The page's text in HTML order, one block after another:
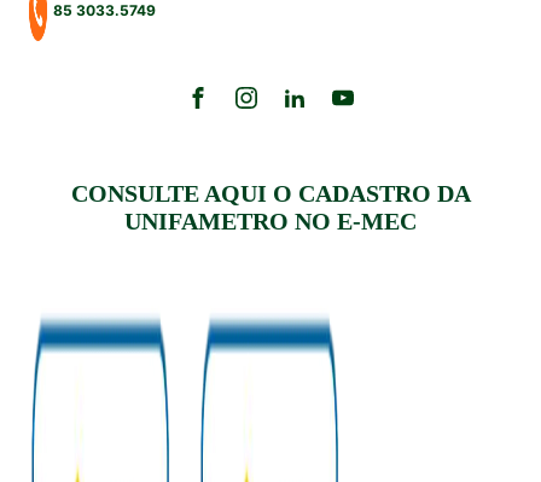
85 3033.5749
CONSULTE AQUI O CADASTRO DA
UNIFAMETRO NO E-MEC